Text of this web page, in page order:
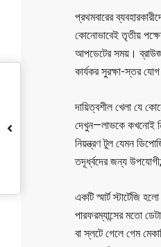
প্রথমবারের
কোনোভাবেই তৃতীয়
আপডেটের সময়।
কার্যকর সুরক্ষা-স্তর
দায়িত্বশীল খেলা যে
দেখুন—লাভকে কখনোই
নিয়ন্ত্রণ টুল যেমন
তদূর্ধ্বদের জন্য
একটি স্মার্ট স্টার্টেজি
পারফরম্যান্সের মতো
বা স্লটে গেলে গেম